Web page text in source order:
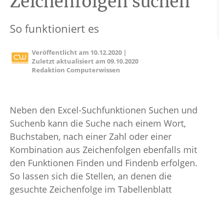
So funktioniert es
Veröffentlicht am 10.12.2020 |
Zuletzt aktualisiert am09.10.2020
Redaktion Computerwissen
Neben den Excel-Suchfunktionen Suchen und
Suchenb kann die Suche nach einem Wort,
Buchstaben, nach einer Zahl oder einer
Kombination aus Zeichenfolgen ebenfalls mit
den Funktionen Finden und Findenb erfolgen.
So lassen sich die Stellen, an denen die
gesuchte Zeichenfolge im Tabellenblatt